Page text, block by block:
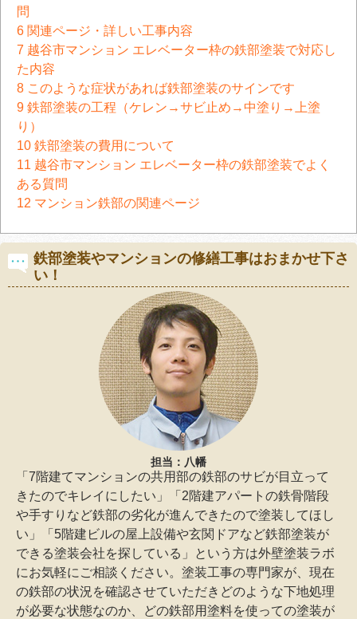
問
6 関連ページ・詳しい工事内容
7 越谷市マンション エレベーター枠の鉄部塗装で対応し
た内容
8 このような症状があれば鉄部塗装のサインです
9 鉄部塗装の工程（ケレン→サビ止め→中塗り→上塗
り）
10 鉄部塗装の費用について
11 越谷市マンション エレベーター枠の鉄部塗装でよく
ある質問
12 マンション鉄部の関連ページ
鉄部塗装やマンションの修繕工事はおまかせ下さ
い！
担当：八幡
「7階建てマンションの共用部の鉄部のサビが目立って
きたのでキレイにしたい」「2階建アパートの鉄骨階段
や手すりなど鉄部の劣化が進んできたので塗装してほし
い」「5階建ビルの屋上設備や玄関ドアなど鉄部塗装が
できる塗装会社を探している」という方は外壁塗装ラボ
にお気軽にご相談ください。塗装工事の専門家が、現在
の鉄部の状況を確認させていただきどのような下地処理
が必要な状態なのか、どの鉄部用塗料を使っての塗装が